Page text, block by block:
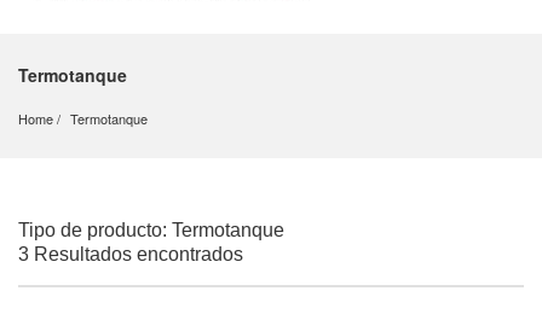
Termotanque
Home Termotanque
Tipo de producto: Termotanque
3 Resultados encontrados